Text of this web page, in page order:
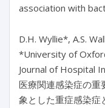
association with
D.H. Wyllie*, A.S.
*University of
Journal of Hospital
医療関連感染症の
象とした重症感染症